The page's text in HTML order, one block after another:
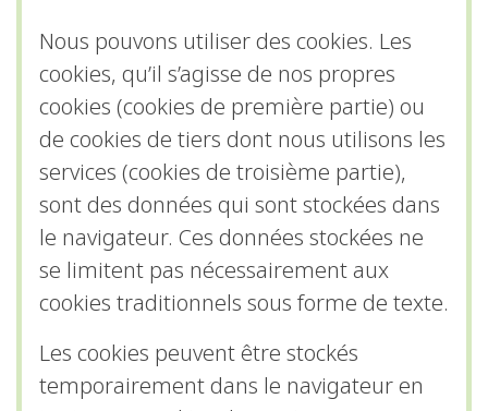
Nous pouvons utiliser des cookies. Les
cookies, qu’il s’agisse de nos propres
cookies (cookies de première partie) ou
de cookies de tiers dont nous utilisons les
services (cookies de troisième partie),
sont des données qui sont stockées dans
le navigateur. Ces données stockées ne
se limitent pas nécessairement aux
cookies traditionnels sous forme de texte.
Les cookies peuvent être stockés
temporairement dans le navigateur en